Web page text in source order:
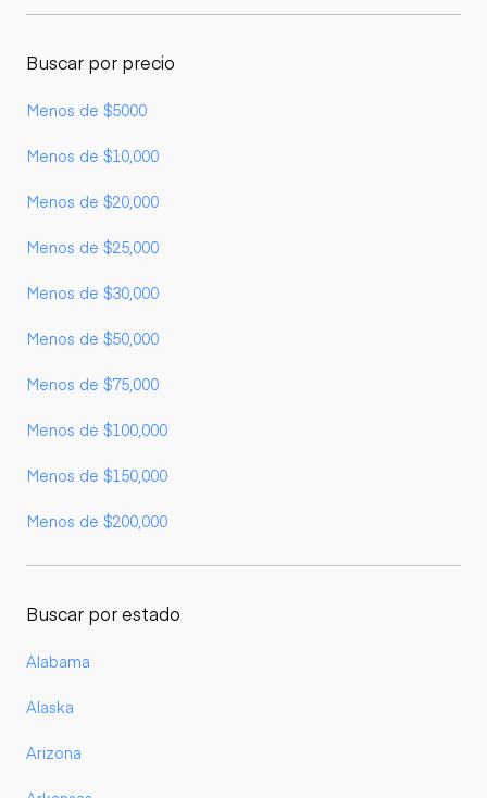
Buscar por precio
Menos de $5000
Menos de $10,000
Menos de $20,000
Menos de $25,000
Menos de $30,000
Menos de $50,000
Menos de $75,000
Menos de $100,000
Menos de $150,000
Menos de $200,000
Buscar por estado
Alabama
Alaska
Arizona